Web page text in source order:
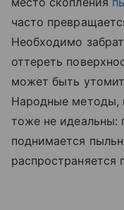
часто
Необходимо
оттереть
может быть
Народные методы,
тоже не идеальны:
поднимается
распространяется